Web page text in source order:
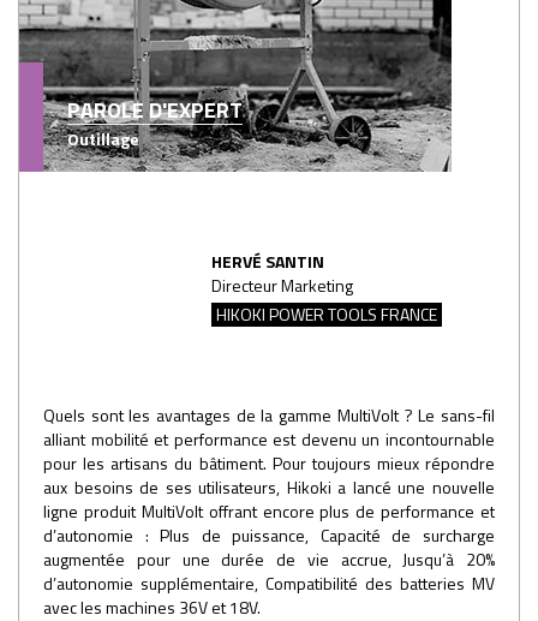
PAROLE D'EXPERT
Outillage
HERVÉ SANTIN
Directeur Marketing
HIKOKI POWER TOOLS FRANCE
Quels sont les avantages de la gamme MultiVolt ? Le sans-fil
alliant mobilité et performance est devenu un incontournable
pour les artisans du bâtiment. Pour toujours mieux répondre
aux besoins de ses utilisateurs, Hikoki a lancé une nouvelle
ligne produit MultiVolt offrant encore plus de performance et
d’autonomie : Plus de puissance, Capacité de surcharge
augmentée pour une durée de vie accrue, Jusqu’à 20%
d’autonomie supplémentaire, Compatibilité des batteries MV
avec les machines 36V et 18V.